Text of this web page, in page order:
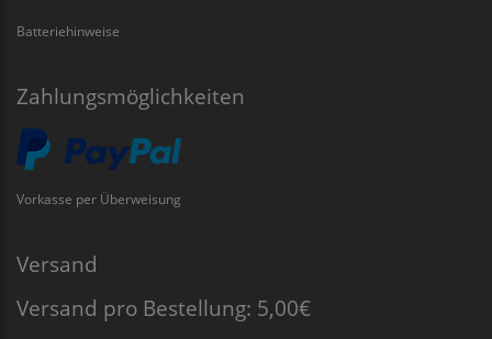
Batteriehinweise
Zahlungsmöglichkeiten
Vorkasse per Überweisung
Versand
Versand pro Bestellung: 5,00€